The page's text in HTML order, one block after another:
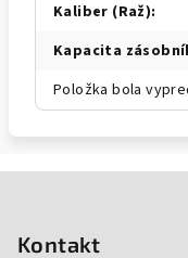
Kaliber (Raž):
Kapacita
Položka bola
Kontakt